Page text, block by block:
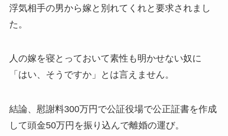
浮気相手の男から嫁と別れてくれと要求されまし
た。
人の嫁を寝とっておいて素性も明かせない奴に
「はい、そうですか」とは言えません。
結論、慰謝料300万円で公証役場で公正証書を作成
して頭金50万円を振り込んで離婚の運び。